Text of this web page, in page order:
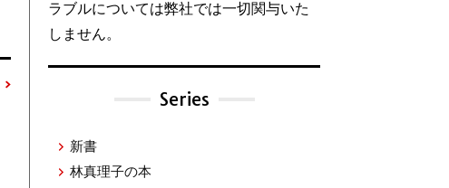
ラブルについては弊社では一切関与いた
しません。
Series
新書
林真理子の本